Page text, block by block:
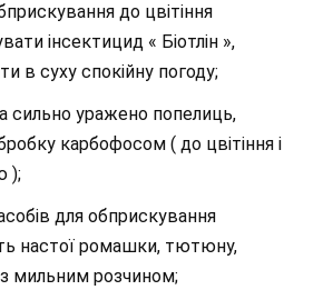
до цвітіння
інсектицид « Біотлін »,
в суху спокійну погоду;
сильно уражено попелиць,
карбофосом ( до цвітіння і
);
для обприскування
настої ромашки, тютюну,
мильним розчином;